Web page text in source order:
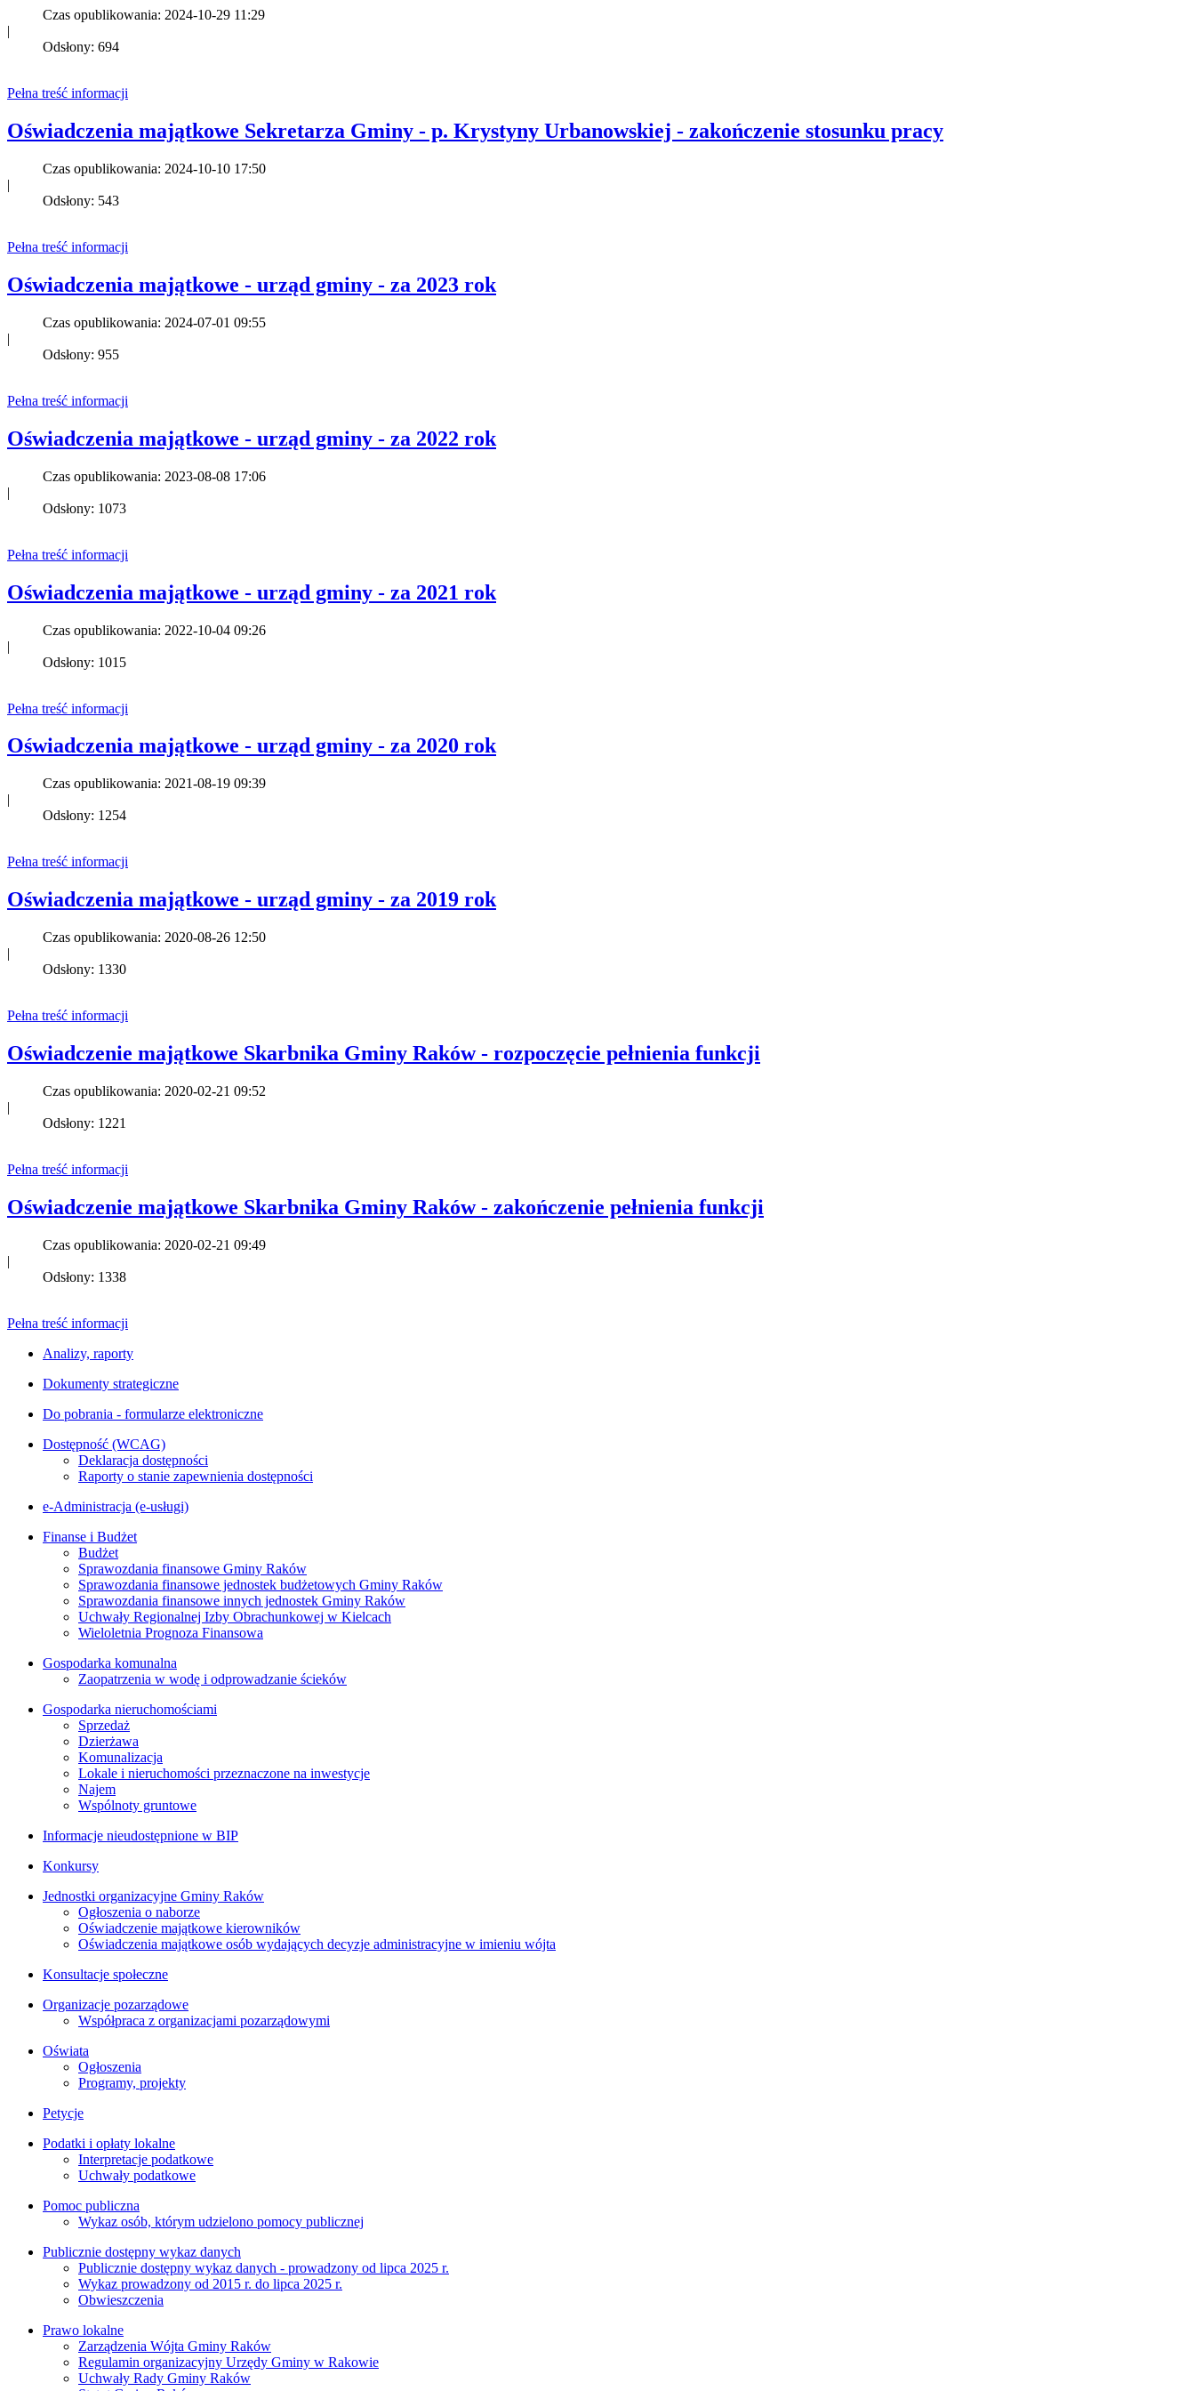
Czas opublikowania: 2024-10-29 11:29
|
Odsłony: 694
Pełna treść informacji
Oświadczenia majątkowe Sekretarza Gminy - p. Krystyny Urbanowskiej - zakończenie stosunku pracy
Czas opublikowania: 2024-10-10 17:50
|
Odsłony: 543
Pełna treść informacji
Oświadczenia majątkowe - urząd gminy - za 2023 rok
Czas opublikowania: 2024-07-01 09:55
|
Odsłony: 955
Pełna treść informacji
Oświadczenia majątkowe - urząd gminy - za 2022 rok
Czas opublikowania: 2023-08-08 17:06
|
Odsłony: 1073
Pełna treść informacji
Oświadczenia majątkowe - urząd gminy - za 2021 rok
Czas opublikowania: 2022-10-04 09:26
|
Odsłony: 1015
Pełna treść informacji
Oświadczenia majątkowe - urząd gminy - za 2020 rok
Czas opublikowania: 2021-08-19 09:39
|
Odsłony: 1254
Pełna treść informacji
Oświadczenia majątkowe - urząd gminy - za 2019 rok
Czas opublikowania: 2020-08-26 12:50
|
Odsłony: 1330
Pełna treść informacji
Oświadczenie majątkowe Skarbnika Gminy Raków - rozpoczęcie pełnienia funkcji
Czas opublikowania: 2020-02-21 09:52
|
Odsłony: 1221
Pełna treść informacji
Oświadczenie majątkowe Skarbnika Gminy Raków - zakończenie pełnienia funkcji
Czas opublikowania: 2020-02-21 09:49
|
Odsłony: 1338
Pełna treść informacji
Analizy, raporty
Dokumenty strategiczne
Do pobrania - formularze elektroniczne
Dostępność (WCAG)
Deklaracja dostępności
Raporty o stanie zapewnienia dostępności
e-Administracja (e-usługi)
Finanse i Budżet
Budżet
Sprawozdania finansowe Gminy Raków
Sprawozdania finansowe jednostek budżetowych Gminy Raków
Sprawozdania finansowe innych jednostek Gminy Raków
Uchwały Regionalnej Izby Obrachunkowej w Kielcach
Wieloletnia Prognoza Finansowa
Gospodarka komunalna
Zaopatrzenia w wodę i odprowadzanie ścieków
Gospodarka nieruchomościami
Sprzedaż
Dzierżawa
Komunalizacja
Lokale i nieruchomości przeznaczone na inwestycje
Najem
Wspólnoty gruntowe
Informacje nieudostępnione w BIP
Konkursy
Jednostki organizacyjne Gminy Raków
Ogłoszenia o naborze
Oświadczenie majątkowe kierowników
Oświadczenia majątkowe osób wydających decyzje administracyjne w imieniu wójta
Konsultacje społeczne
Organizacje pozarządowe
Współpraca z organizacjami pozarządowymi
Oświata
Ogłoszenia
Programy, projekty
Petycje
Podatki i opłaty lokalne
Interpretacje podatkowe
Uchwały podatkowe
Pomoc publiczna
Wykaz osób, którym udzielono pomocy publicznej
Publicznie dostępny wykaz danych
Publicznie dostępny wykaz danych - prowadzony od lipca 2025 r.
Wykaz prowadzony od 2015 r. do lipca 2025 r.
Obwieszczenia
Prawo lokalne
Zarządzenia Wójta Gminy Raków
Regulamin organizacyjny Urzędy Gminy w Rakowie
Uchwały Rady Gminy Raków